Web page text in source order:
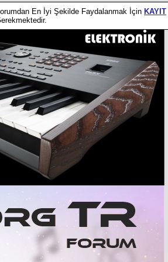
En İyi Şekilde Faydalanmak İçin KAYIT